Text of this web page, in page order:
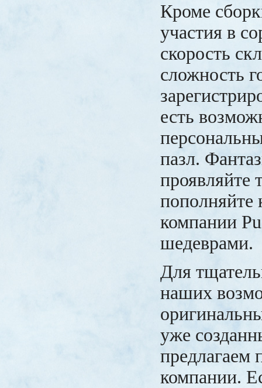
Кроме
участия в
скорость
сложность
есть
пазл.
проявляйте
пополняйте
компании
шедеврами.
Для
наших
уже
предлагаем
компании.